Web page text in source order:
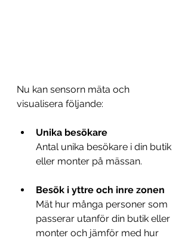
Nu kan sensorn mäta och
visualisera följande:
Unika besökare
Antal unika besökare i din butik
eller monter på mässan.
Besök i yttre och inre zonen
Mät hur många personer som
passerar utanför din butik eller
monter och jämför med hur